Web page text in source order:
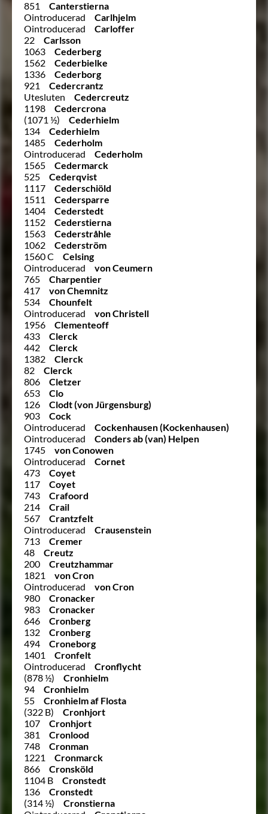
851
Canterstierna
Ointroducerad
Carlhjelm
Ointroducerad
Carloffer
22
Carlsson
1063
Cederberg
1562
Cederbielke
1336
Cederborg
921
Cedercrantz
Utesluten
Cedercreutz
1198
Cedercrona
(1071 ½)
Cederhielm
134
Cederhielm
1485
Cederholm
Ointroducerad
Cederholm
1565
Cedermarck
525
Cederqvist
1117
Cederschiöld
1511
Cedersparre
1404
Cederstedt
1152
Cederstierna
1563
Cederstråhle
1062
Cederström
1560 C
Celsing
Ointroducerad
von Ceumern
765
Charpentier
417
von Chemnitz
534
Chounfelt
Ointroducerad
von Christell
1956
Clementeoff
433
Clerck
442
Clerck
1382
Clerck
82
Clerck
806
Cletzer
653
Clo
126
Clodt (von Jürgensburg)
903
Cock
Ointroducerad
Cockenhausen (Kockenhausen)
Ointroducerad
Conders ab (van) Helpen
1745
von Conowen
Ointroducerad
Cornet
473
Coyet
117
Coyet
743
Crafoord
214
Crail
567
Crantzfelt
Ointroducerad
Crausenstein
713
Cremer
48
Creutz
200
Creutzhammar
1821
von Cron
Ointroducerad
von Cron
980
Cronacker
983
Cronacker
646
Cronberg
132
Cronberg
494
Croneborg
1401
Cronfelt
Ointroducerad
Cronflycht
(878 ½)
Cronhielm
94
Cronhielm
55
Cronhielm af Flosta
(322 B)
Cronhjort
107
Cronhjort
381
Cronlood
748
Cronman
1221
Cronmarck
866
Cronsköld
1104 B
Cronstedt
136
Cronstedt
(314 ½)
Cronstierna